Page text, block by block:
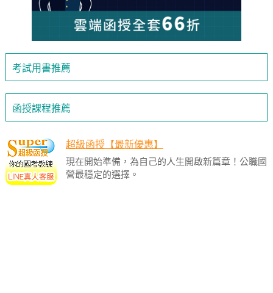
考試用書推薦
函授課程推薦
超級函授【最新優惠】
現在開始準備，為自己的人生開啟新篇章！公職國
營最穩定的選擇。